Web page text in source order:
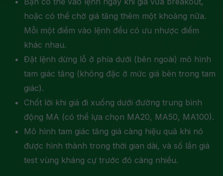
hoặc có thể chờ giá tăng thêm một khoảng nữa.
Mỗi một điểm vào lệnh đều có ưu nhược điểm
khác nhau.
Đặt lệnh dừng lỗ ở phía dưới (bên ngoài) mô hình
tam giác tăng (không đặc ở mức giá bên trong tam
giác).
Chốt lời khi giá đi xuống dưới đường trung bình
động MA (có thể lựa chọn MA20, MA50, MA100).
Mô hình tam giác tăng giá càng hiệu quả khi nó
được hình thành trong thời gian dài, và số lần giá
test vùng kháng cự trước đó càng nhiều.